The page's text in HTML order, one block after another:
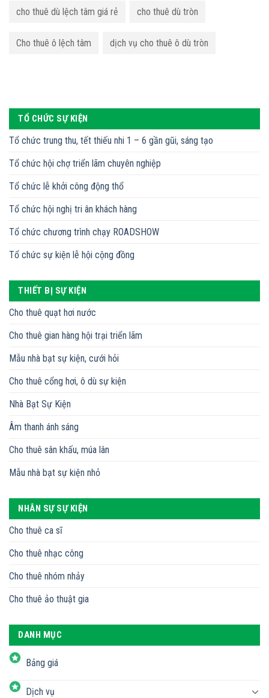
cho thuê dù lệch tâm giá rẻ cho thuê dù tròn
Cho thuê ô lệch tâm dịch vụ cho thuê ô dù tròn
TỔ CHỨC SỰ KIỆN
Tổ chức trung thu, tết thiếu nhi 1 – 6 gần gũi, sáng tạo
Tổ chức hội chợ triển lãm chuyên nghiệp
Tổ chức lễ khởi công động thổ
Tổ chức hội nghị tri ân khách hàng
Tổ chức chương trình chạy ROADSHOW
Tổ chức sự kiện lễ hội cộng đồng
THIẾT BỊ SỰ KIỆN
Cho thuê quạt hơi nước
Cho thuê gian hàng hội trại triển lãm
Mẫu nhà bạt sự kiện, cưới hỏi
Cho thuê cổng hơi, ô dù sự kiện
Nhà Bạt Sự Kiện
Âm thanh ánh sáng
Cho thuê sân khấu, múa lân
Mẫu nhà bạt sự kiện nhỏ
NHÂN SỰ SỰ KIỆN
Cho thuê ca sĩ
Cho thuê nhạc công
Cho thuê nhóm nhảy
Cho thuê ảo thuật gia
DANH MỤC
Bảng giá
Dịch vụ